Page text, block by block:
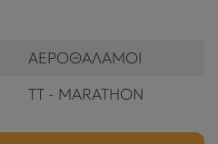
ΑΕΡΟΘΑΛΑΜΟΙ
TT - MARATHON